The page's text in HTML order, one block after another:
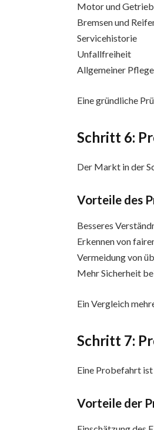
Motor und
Bremsen und
Servicehistorie
Unfallfreiheit
Allgemeiner
Eine gründliche
Schritt 6:
Der Markt in der
Vorteile des
Besseres
Erkennen von
Vermeidung von
Mehr Sicherheit
Ein Vergleich
Schritt 7:
Eine Probefahrt
Vorteile der